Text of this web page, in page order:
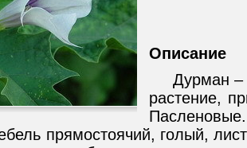
Описание
Дурман –
растение,
прямостоячий, голый,